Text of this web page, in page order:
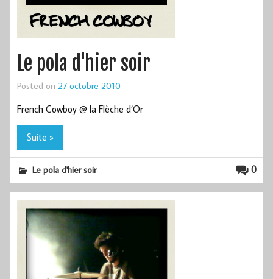
Le pola d'hier soir
Posted on 27 octobre 2010
French Cowboy @ la Flèche d’Or
Suite »
0
Le pola d'hier soir